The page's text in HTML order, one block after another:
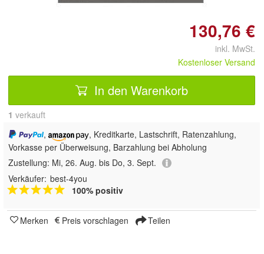
130,76 €
inkl. MwSt.
Kostenloser Versand
In den Warenkorb
1 verkauft
,
, Kreditkarte, Lastschrift, Ratenzahlung,
Vorkasse per Überweisung, Barzahlung bei Abholung
Zustellung: Mi, 26. Aug. bis Do, 3. Sept.
Verkäufer: best-4you
100% positiv
Merken Preis vorschlagen Teilen